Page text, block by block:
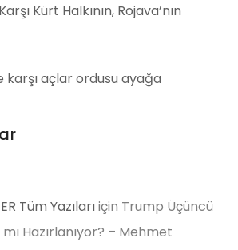
Kürt Halkının, Rojava’nın
karşı açlar ordusu ayağa
Tüm Yazılarıiçin Trump Üçüncü
Hazırlanıyor? – Mehmet